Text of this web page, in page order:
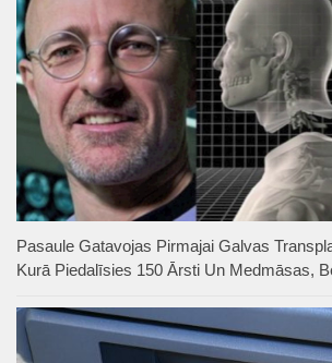
Pasaule Gatavojas Pirmajai Galvas
Kurā Piedalīsies 150 Ārsti Un Medmāsas,